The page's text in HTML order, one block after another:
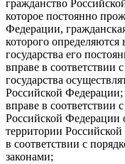
гражданство
которое постоянно
Федерации,
которого определяются
государства его
вправе в соответствии
государства
Российской Федерации;
вправе в
Российской Федерации
территории
в соответствии с
законами;